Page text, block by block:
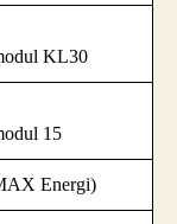
KL30
15
Energi)